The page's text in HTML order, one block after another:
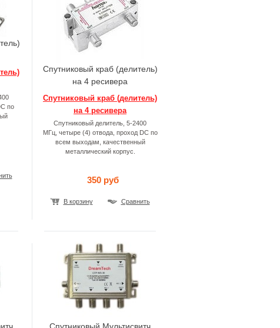
по
Спутниковый краб (делитель)
на 4 ресивера
Спутниковый краб (делитель)
на 4 ресивера
Спутниковый делитель, 5-2400
МГц, четыре (4) отвода, проход DC по
всем выходам, качественный
металлический корпус.
350 руб
В корзину Сравнить